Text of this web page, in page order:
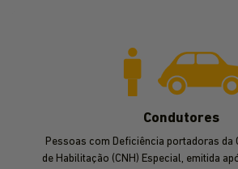
Condutores
Pessoas com Deficiência portadoras da
de Habilitação (CNH) Especial, emitida